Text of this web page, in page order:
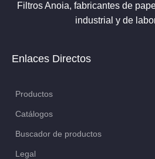
Filtros Anoia, fabricantes de
industrial y de
Enlaces Directos
Productos
Catálogos
Buscador de productos
Legal